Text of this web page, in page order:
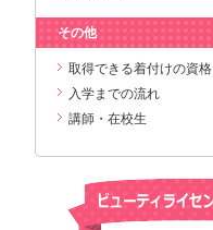
その他
取得できる着付けの資格
入学までの流れ
講師・在校生